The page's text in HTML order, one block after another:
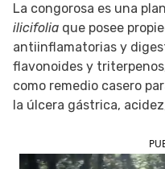
La congorosa es una
ilicifolia que posee
antiinflamatorias y
flavonoides y
como remedio casero
la úlcera gástrica,